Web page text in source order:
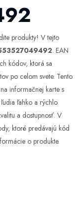
produkty! V tejto
. EAN
kódov, ktorá sa
po celom svete. Tento
informačnej karte s
ľahko a rýchlo
a dostupnosť. V
ktoré predávajú kód
o produkte.